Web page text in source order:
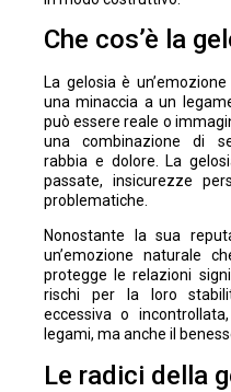
Che cos’è la
La gelosia è
una minaccia a un
può essere reale o
una combinazione di
rabbia e dolore. La
passate, insicurezze
problematiche.
Nonostante la sua
un’emozione naturale
protegge le relazioni
rischi per la loro
eccessiva o
legami, ma anche il
Le radici della